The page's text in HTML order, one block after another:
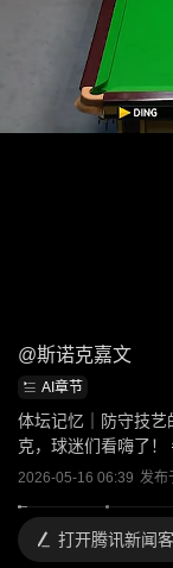
@斯诺克嘉文
AI章节
体坛记忆｜防守技
克，球迷们看嗨了！
2026-05-16 06:39 发布
打开腾讯新闻